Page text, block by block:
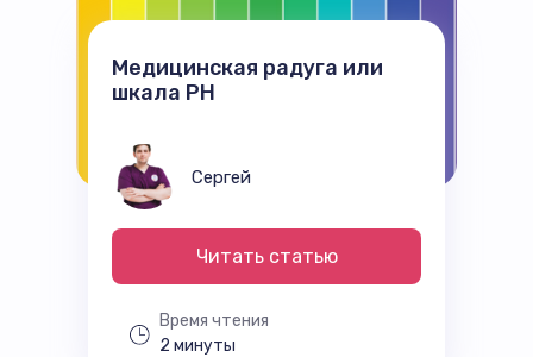
Медицинская радуга или
шкала РН
Сергей
Читать статью
Время чтения
2 минуты